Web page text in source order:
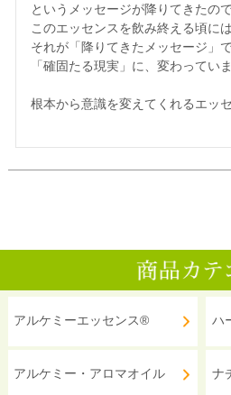
というメッセージが降りてきたので
このエッセンスを飲み終える頃には
それが「降りてきたメッセージ」で
「確固たる現実」に、変わっていま
根本から意識を変えてくれるエッ
アルケミーエッセンス®
アルケミー・アロマオイル
ハ
ナ